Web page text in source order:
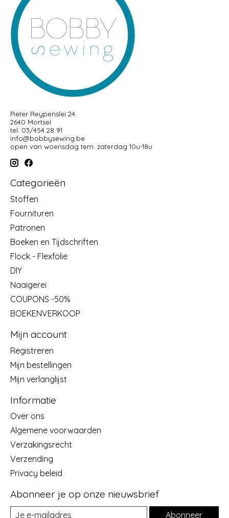
Pieter Reypenslei 24
2640 Mortsel
tel: 03/454 28 91
info@bobbysewing.be
open van woensdag tem. zaterdag 10u-18u
Categorieën
Stoffen
Fournituren
Patronen
Boeken en Tijdschriften
Flock - Flexfolie
DIY
Naaigerei
COUPONS -50%
BOEKENVERKOOP
Mijn account
Registreren
Mijn bestellingen
Mijn verlanglijst
Informatie
Over ons
Algemene voorwaarden
Verzakingsrecht
Verzending
Privacy beleid
Abonneer je op onze nieuwsbrief
Abonneer